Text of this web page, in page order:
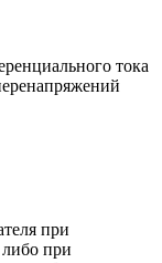
тока
при
при